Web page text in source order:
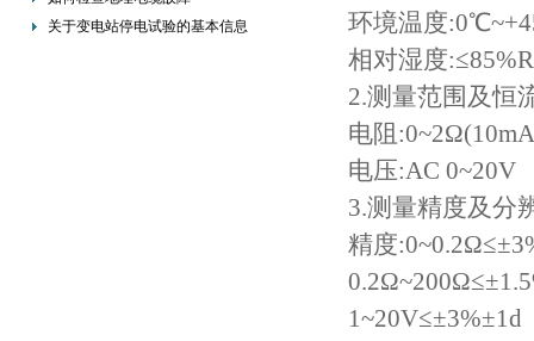
关于变电站停电试验的基本信息
环境温度
相对湿度
2.测量范围及恒
电阻
电压:AC 0~20V
3.测量精度及分
精度
1~20V≤±3%±1d